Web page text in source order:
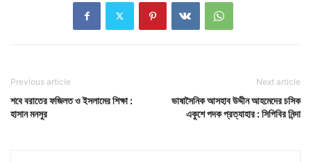
Previous article
শবে বরাতের ফজিলত ও ইসলামের শিক্ষা :
হাসান মনসুর
Next article
ভাষাসৈনিক আসহাব উদ্দীন আহমেদের চসিক
একুশে পদক প্রত্যাহার : সিপিবির নিন্দা